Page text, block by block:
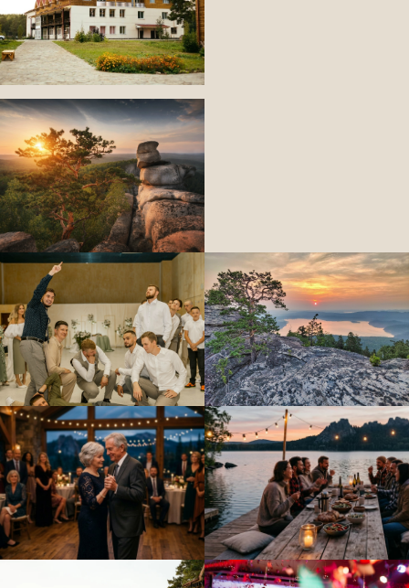
Подберем для Вас
лучшие номера
Расскажите, какую поездку вы планируете,
и мы подготовим для вас персональное предложение
по номерам, залам и дополнительным услугам.
+7
Я даюсогласиена обработку персональных данных в
соответствии сполитикой конфиденциальности
Отправить